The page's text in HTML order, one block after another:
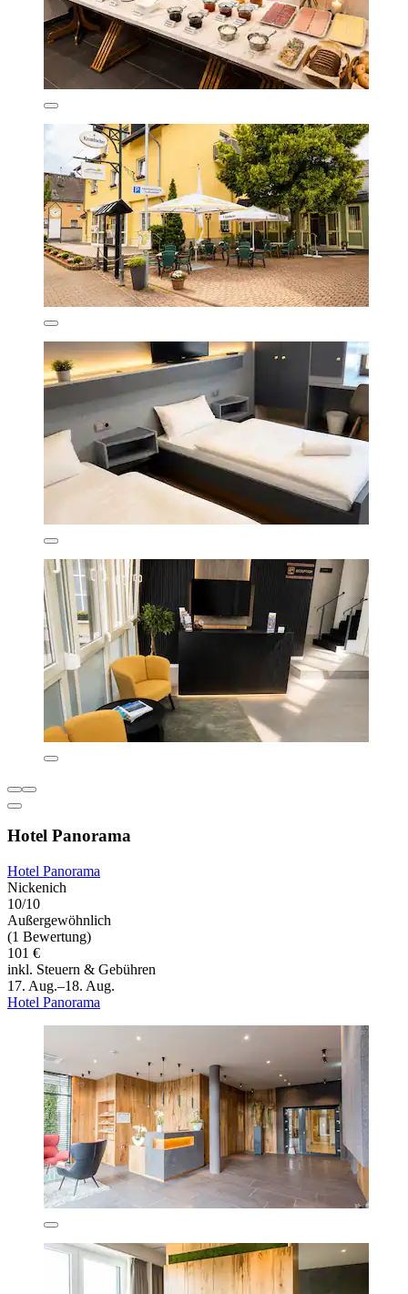
Hotel Panorama
Hotel Panorama
Nickenich
10/10
Außergewöhnlich
(1 Bewertung)
101 €
inkl. Steuern & Gebühren
17. Aug.–18. Aug.
Hotel Panorama